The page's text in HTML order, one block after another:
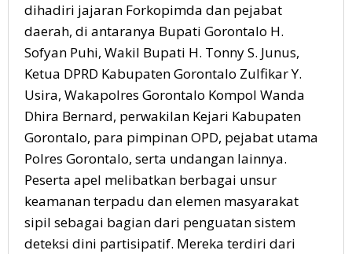
dihadiri jajaran Forkopimda dan pejabat
daerah, di antaranya Bupati Gorontalo H.
Sofyan Puhi, Wakil Bupati H. Tonny S. Junus,
Ketua DPRD Kabupaten Gorontalo Zulfikar Y.
Usira, Wakapolres Gorontalo Kompol Wanda
Dhira Bernard, perwakilan Kejari Kabupaten
Gorontalo, para pimpinan OPD, pejabat utama
Polres Gorontalo, serta undangan lainnya.
Peserta apel melibatkan berbagai unsur
keamanan terpadu dan elemen masyarakat
sipil sebagai bagian dari penguatan sistem
deteksi dini partisipatif. Mereka terdiri dari